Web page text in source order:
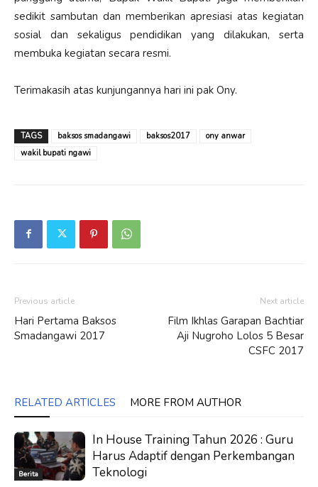
sedikit sambutan dan memberikan apresiasi atas kegiatan
sosial dan sekaligus pendidikan yang dilakukan, serta
membuka kegiatan secara resmi.
Terimakasih atas kunjungannya hari ini pak Ony.
TAGS baksos smadangawi baksos2017
ony anwar
wakil bupati ngawi
Previous article
Hari Pertama Baksos
Smadangawi 2017
Next article
Film Ikhlas Garapan Bachtiar
Aji Nugroho Lolos 5 Besar
CSFC 2017
RELATED ARTICLES MORE FROM AUTHOR
Berita
In House Training Tahun 2026 : Guru
Harus Adaptif dengan Perkembangan
Teknologi